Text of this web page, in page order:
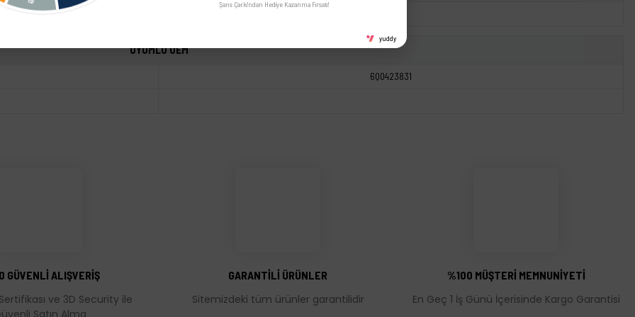
UYUMLU OEM
6Q0423831
GÜVENLİ ALIŞVERİŞ
ve 3D Security ile
Satın Alma
GARANTİLİ ÜRÜNLER
Sitemizdeki tüm ürünler garantilidir
%100 MÜŞTERİ MEMNUNİYETİ
En Geç 1 İş Günü İçerisinde Kargo Garantisi
Şans Çarkı'ndan Hediye Kazanma Fırsatı!
yuddy